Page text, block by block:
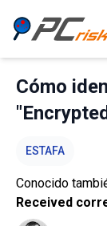
Cómo
ESTAFA
Conocido
Received